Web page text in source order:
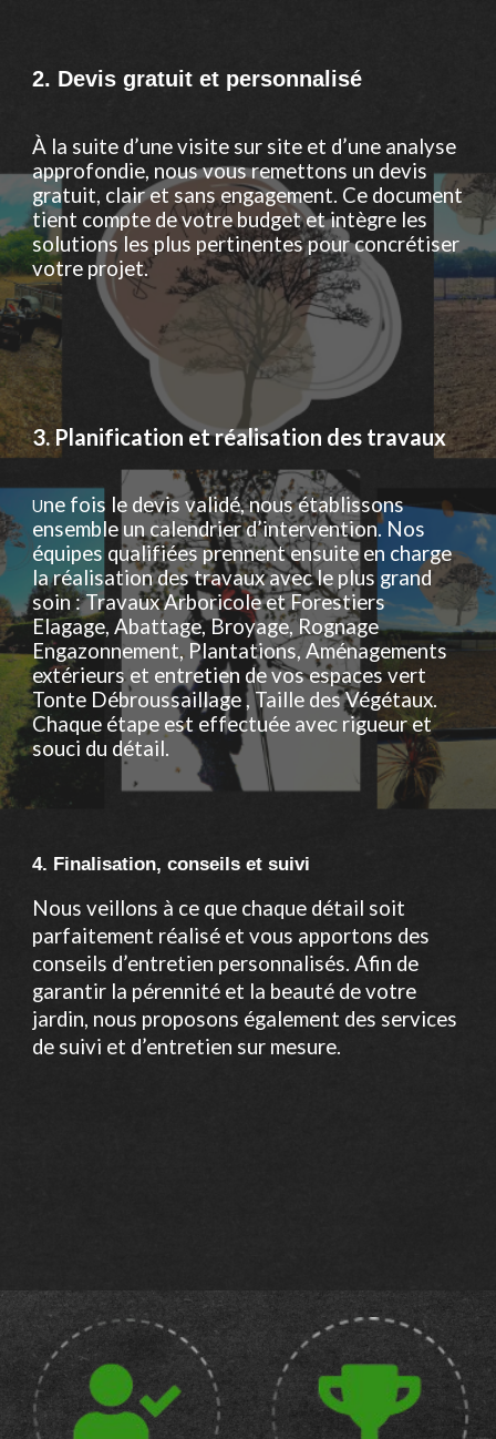
2. Devis gratuit et personnalisé
À la suite d’une visite sur site et d’une analyse
approfondie, nous vous remettons un devis
gratuit, clair et sans engagement. Ce document
tient compte de votre budget et intègre les
solutions les plus pertinentes pour concrétiser
votre projet.
3. Planification et réalisation des travaux
Une fois le devis validé, nous établissons
ensemble un calendrier d’intervention. Nos
équipes qualifiées prennent ensuite en charge
la réalisation des travaux avec le plus grand
soin : Travaux Arboricole et Forestiers
Elagage, Abattage, Broyage, Rognage
Engazonnement, Plantations, Aménagements
extérieurs et entretien de vos espaces vert
Tonte Débroussaillage , Taille des Végétaux.
Chaque étape est effectuée avec rigueur et
souci du détail.
4. Finalisation, conseils et suivi
Nous veillons à ce que chaque détail soit
parfaitement réalisé et vous apportons des
conseils d’entretien personnalisés. Afin de
garantir la pérennité et la beauté de votre
jardin, nous proposons également des services
de suivi et d’entretien sur mesure.